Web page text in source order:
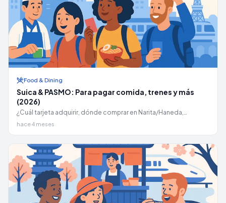
Food & Dining
Suica & PASMO: Para pagar comida, trenes y más
(2026)
¿Cuál tarjeta adquirir, dónde comprar en Narita/Haneda,
configuración móvil, y todos los lugares donde puedes pagar
sin contacto — konbini, máquinas expendedoras, restaurantes.
hace 4 meses